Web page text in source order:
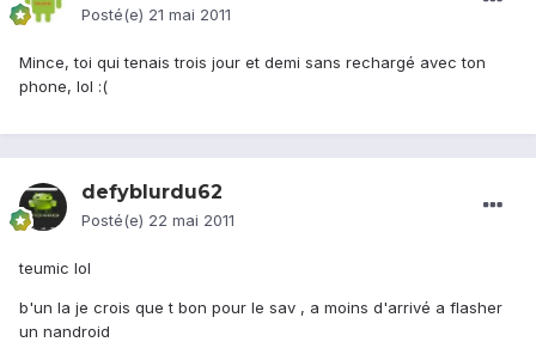
Posté(e) 21 mai 2011
Mince, toi qui tenais trois jour et demi sans rechargé avec ton
phone, lol :(
defyblurdu62
Posté(e) 22 mai 2011
teumic lol
b'un la je crois que t bon pour le sav , a moins d'arrivé a flasher
un nandroid